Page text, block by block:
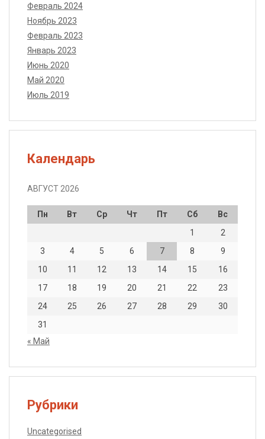
Февраль 2024
Ноябрь 2023
Февраль 2023
Январь 2023
Июнь 2020
Май 2020
Июль 2019
Календарь
АВГУСТ 2026
Пн Вт Ср Чт Пт Сб
Вс
1
2
3
4 5 6 7 8
9
10
11 12 13 14 15
16
17
18 19 20 21 22
23
24
25 26 27 28 29
30
31
« Май
Рубрики
Uncategorised